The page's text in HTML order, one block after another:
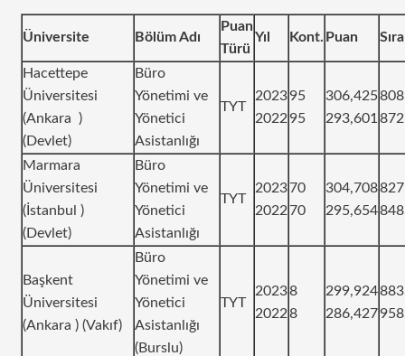
Üniversite Bölüm Adı
Puan
Türü
Yıl Kont. Puan
Hacettepe
Üniversitesi
(Ankara )
(Devlet)
Büro
Yönetimi ve
Yönetici
Asistanlığı
TYT
2023
2022
95
95
306,425
293,601
Marmara
Üniversitesi
(İstanbul )
(Devlet)
Büro
Yönetimi ve
Yönetici
Asistanlığı
TYT
2023
2022
70
70
304,708
295,654
Başkent
Üniversitesi
(Ankara ) (Vakıf)
Büro
Yönetimi ve
Yönetici
Asistanlığı
(Burslu)
TYT
2023
2022
8
8
299,924
286,427